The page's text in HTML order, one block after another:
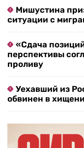
Мишустина
ситуации с
«Сдача
перспективы
проливу
Уехавший из
обвинен в